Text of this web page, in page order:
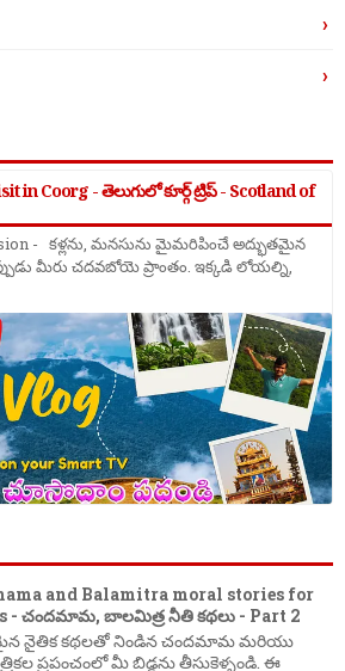
›
›
in Coorg - తెలుగులో కూర్గ్ ట్రిప్ - Scotland of
- కళ్లను, మనసును మైమరిపించే అద్భుతమైన
మీరు చదవబోయె ప్రాంతం. ఇక్కడి లోయల్ని,
and Balamitra moral stories for
- చందమామ, బాలమిత్ర నీతి కథలు - Part 2
నైతిక కథలతో నిండిన చందమామ మరియు
ప్రపంచంలో మీ బిడ్డను తీసుకెళ్ళండి. ఈ